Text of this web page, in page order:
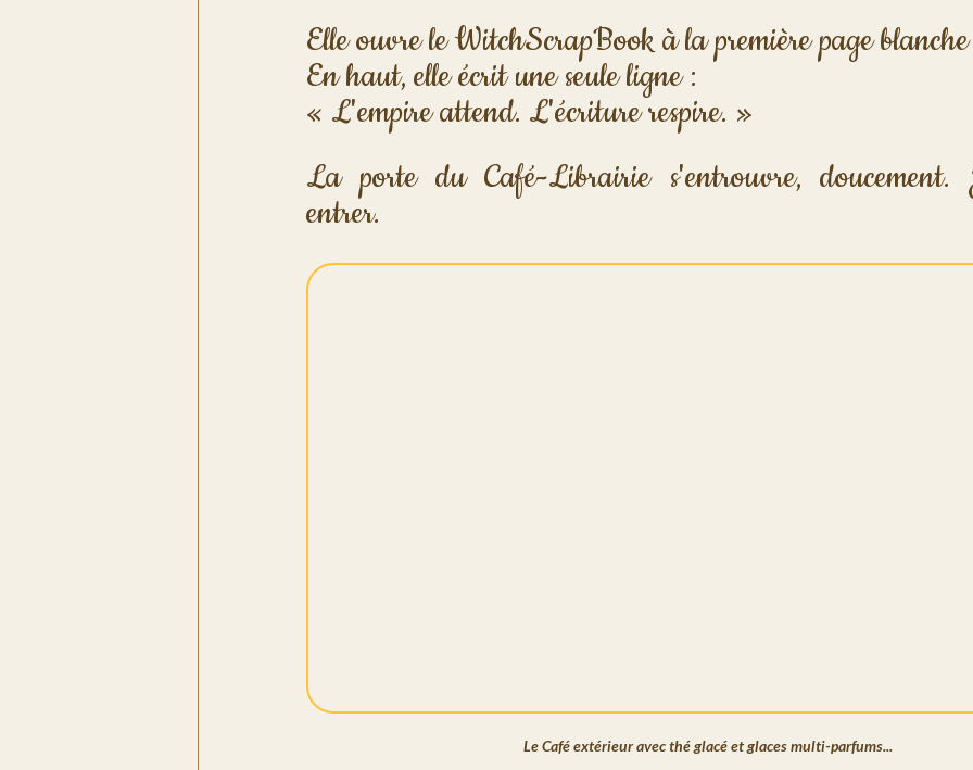
Elle ouvre le WitchScrapBook à la première page
En haut, elle écrit une seule ligne :
« L'empire attend. L'écriture respire. »
La porte du Café-Librairie s'entrouvre, doucement.
entrer.
Le Café extérieur avec thé glacé et glaces multi-parfums...